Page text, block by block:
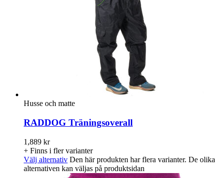
Husse och matte
RADDOG Träningsoverall
1,889 kr
+ Finns i fler varianter
Välj alternativ Den här produkten har flera varianter. De olika
alternativen kan väljas på produktsidan